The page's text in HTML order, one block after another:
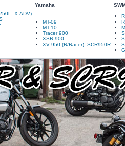
Yamaha
X-ADV)
MT-09
MT-10
Tracer 900
XSR 900
XV 950 (R/Racer), SCR950R